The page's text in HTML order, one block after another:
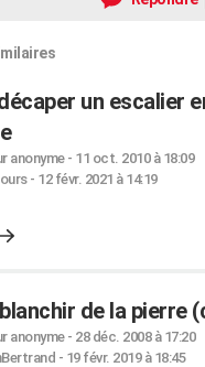
un escalier
anonyme- 11 oct. 2010 à 18:09
- 12 févr. 2021 à 14:19
de la pierre
anonyme- 28 déc. 2008 à 17:20
- 19 févr. 2019 à 18:45